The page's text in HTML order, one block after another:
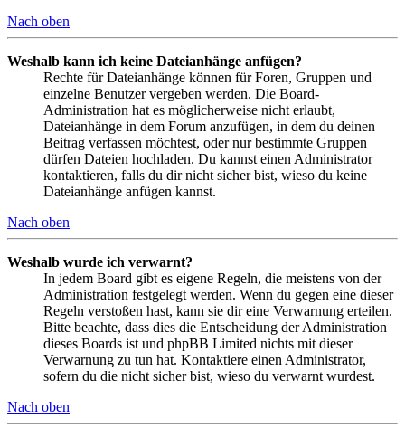
Nach oben
Weshalb kann ich keine Dateianhänge anfügen?
Rechte für Dateianhänge können für Foren, Gruppen und
einzelne Benutzer vergeben werden. Die Board-
Administration hat es möglicherweise nicht erlaubt,
Dateianhänge in dem Forum anzufügen, in dem du deinen
Beitrag verfassen möchtest, oder nur bestimmte Gruppen
dürfen Dateien hochladen. Du kannst einen Administrator
kontaktieren, falls du dir nicht sicher bist, wieso du keine
Dateianhänge anfügen kannst.
Nach oben
Weshalb wurde ich verwarnt?
In jedem Board gibt es eigene Regeln, die meistens von der
Administration festgelegt werden. Wenn du gegen eine dieser
Regeln verstoßen hast, kann sie dir eine Verwarnung erteilen.
Bitte beachte, dass dies die Entscheidung der Administration
dieses Boards ist und phpBB Limited nichts mit dieser
Verwarnung zu tun hat. Kontaktiere einen Administrator,
sofern du die nicht sicher bist, wieso du verwarnt wurdest.
Nach oben